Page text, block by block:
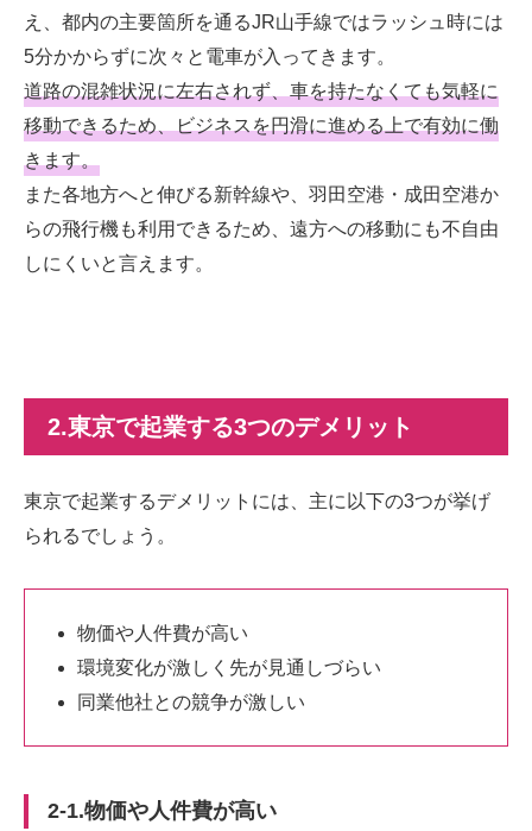
え、都内の主要箇所を通るJR山手線ではラッシュ時には
5分かからずに次々と電車が入ってきます。
道路の混雑状況に左右されず、車を持たなくても気軽に
移動できるため、ビジネスを円滑に進める上で有効に働
きます。
また各地方へと伸びる新幹線や、羽田空港・成田空港か
らの飛行機も利用できるため、遠方への移動にも不自由
しにくいと言えます。
2.東京で起業する3つのデメリット
東京で起業するデメリットには、主に以下の3つが挙げ
られるでしょう。
物価や人件費が高い
環境変化が激しく先が見通しづらい
同業他社との競争が激しい
2-1.物価や人件費が高い